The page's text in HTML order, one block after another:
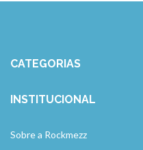
CATEGORIAS
INSTITUCIONAL
Sobre a Rockmezz